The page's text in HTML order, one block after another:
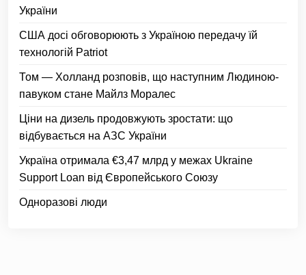
України
США досі обговорюють з Україною передачу їй
технологій Patriot
Том — Холланд розповів, що наступним Людиною-
павуком стане Майлз Моралес
Ціни на дизель продовжують зростати: що
відбувається на АЗС України
Україна отримала €3,47 млрд у межах Ukraine
Support Loan від Європейського Союзу
Одноразові люди